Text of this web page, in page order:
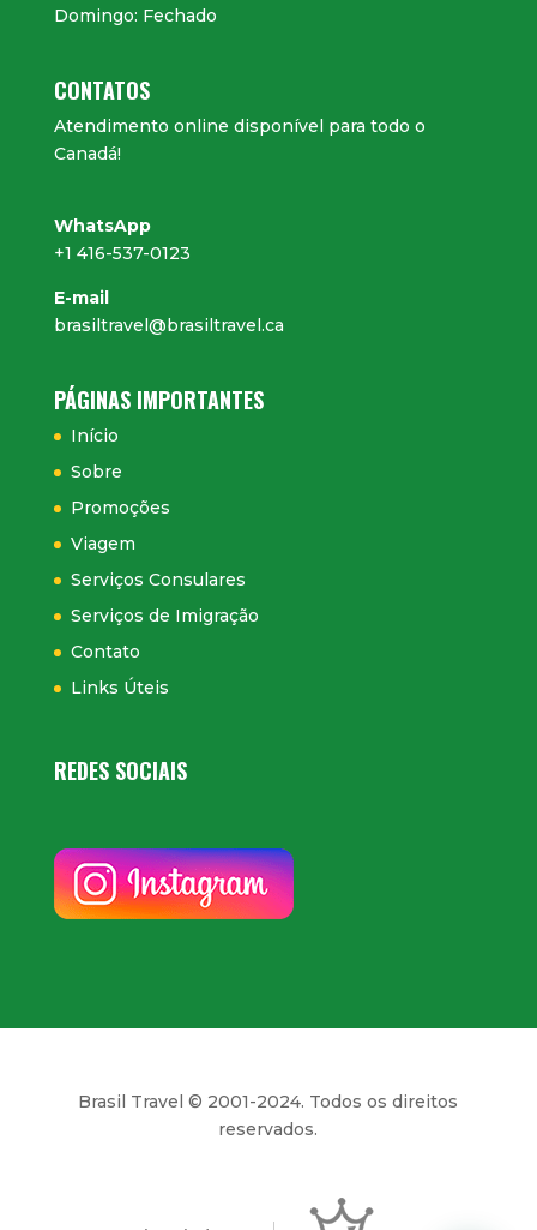
Domingo: Fechado
CONTATOS
Atendimento online disponível para todo o
Canadá!
WhatsApp
+1 416-537-0123
E-mail
brasiltravel@brasiltravel.ca
PÁGINAS IMPORTANTES
Início
Sobre
Promoções
Viagem
Serviços Consulares
Serviços de Imigração
Contato
Links Úteis
REDES SOCIAIS
Brasil Travel © 2001-2024. Todos os direitos
reservados.